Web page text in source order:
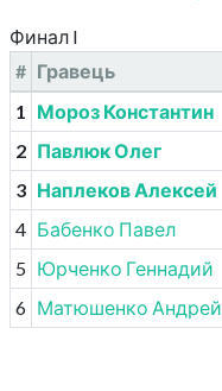
Финал I
# Гравець
1
Мороз Константин
2 Павлюк Олег
3 Наплеков Алексей
4 Бабенко Павел
5 Юрченко Геннадий
6 Матюшенко Андрей